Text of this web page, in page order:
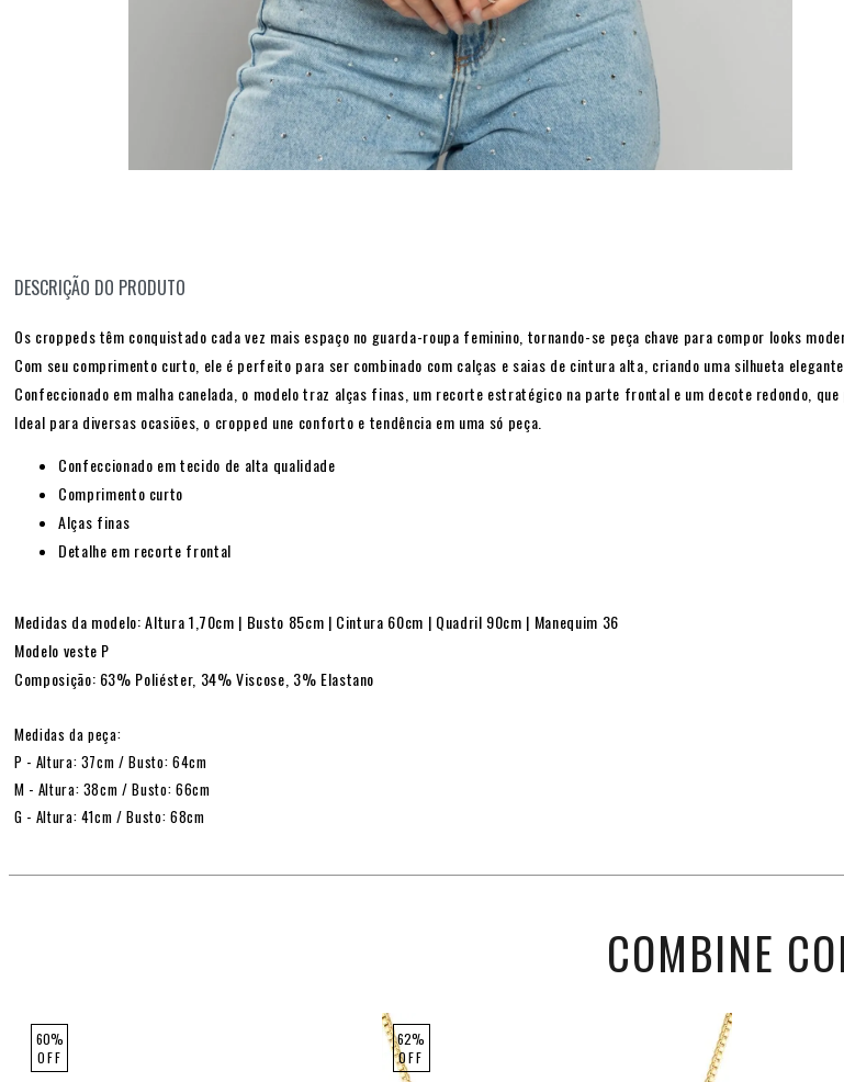
DESCRIÇÃO DO PRODUTO
Os croppeds têm conquistado cada vez mais espaço no guarda-roupa feminino, tornando-se peça chave para compor looks
Com seu comprimento curto, ele é perfeito para ser combinado com calças e saias de cintura alta, criando uma silhueta
Confeccionado em malha canelada, o modelo traz alças finas, um recorte estratégico na parte frontal e um decote redondo,
Ideal para diversas ocasiões, o cropped une conforto e tendência em uma só peça.
Confeccionado em tecido de alta qualidade
Comprimento curto
Alças finas
Detalhe em recorte frontal
Medidas da modelo: Altura 1,70cm | Busto 85cm | Cintura 60cm | Quadril 90cm | Manequim 36
Modelo veste P
Composição: 63% Poliéster, 34% Viscose, 3% Elastano
Medidas da peça:
P - Altura: 37cm / Busto: 64cm
M - Altura: 38cm / Busto: 66cm
G - Altura: 41cm / Busto: 68cm
COMBINE
60%
OFF
62%
OFF